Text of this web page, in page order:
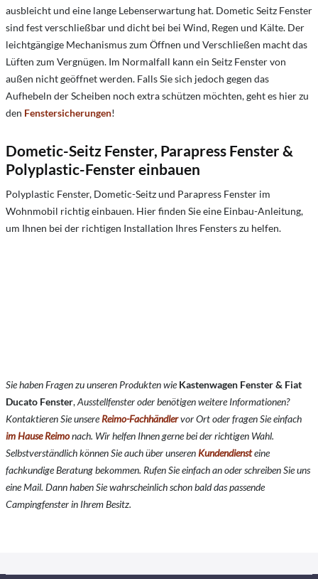
ausbleicht und eine lange Lebenserwartung hat. Dometic Seitz Fenster
sind fest verschließbar und dicht bei bei Wind, Regen und Kälte. Der
leichtgängige Mechanismus zum Öffnen und Verschließen macht das
Lüften zum Vergnügen. Im Normalfall kann ein Seitz Fenster von
außen nicht geöffnet werden. Falls Sie sich jedoch gegen das
Aufhebeln der Scheiben noch extra schützen möchten, geht es hier zu
den Fenstersicherungen!
Dometic-Seitz Fenster, Parapress Fenster &
Polyplastic-Fenster einbauen
Polyplastic Fenster, Dometic-Seitz und Parapress Fenster im
Wohnmobil richtig einbauen. Hier finden Sie eine Einbau-Anleitung,
um Ihnen bei der richtigen Installation Ihres Fensters zu helfen.
Sie haben Fragen zu unseren Produkten wieKastenwagen Fenster & Fiat
Ducato Fenster,Ausstellfenster oder benötigen weitere Informationen?
Kontaktieren Sie unsereReimo-Fachhändlervor Ort oder fragen Sie einfach
im Hause Reimonach. Wir helfen Ihnen gerne bei der richtigen Wahl.
Selbstverständlich können Sie auch über unseren Kundendiensteine
fachkundige Beratung bekommen. Rufen Sie einfach an oder schreiben Sie uns
eine Mail. Dann haben Sie wahrscheinlich schon bald das passende
Campingfenster in Ihrem Besitz.